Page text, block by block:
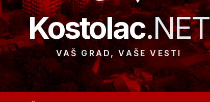
Kostolac.NET
VAŠ GRAD, VAŠE VESTI